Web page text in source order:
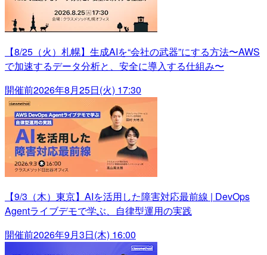
【8/25（火）札幌】生成AIを“会社の武器”にする方法〜AWS
で加速するデータ分析と、安全に導入する仕組み〜
開催前2026年8月25日(火) 17:30
【9/3（木）東京】AIを活用した障害対応最前線 | DevOps
Agentライブデモで学ぶ、自律型運用の実践
開催前2026年9月3日(木) 16:00